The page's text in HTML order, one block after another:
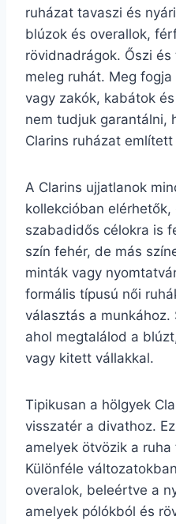
ruházat tavaszi és
blúzok és overallok,
rövidnadrágok. Őszi
meleg ruhát. Meg
vagy zakók, kabátok
nem tudjuk garantálni,
Clarins ruházat
A Clarins ujjatlanok
kollekcióban
szabadidős célokra is
szín fehér, de más
minták vagy
formális típusú női
választás a
ahol megtalálod a
vagy kitett vállakkal.
Tipikusan a hölgyek
visszatér a divathoz.
amelyek ötvözik a
Különféle
overalok, beleértve a
amelyek pólókból és